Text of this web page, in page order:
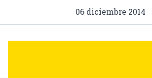
06 diciembre 2014